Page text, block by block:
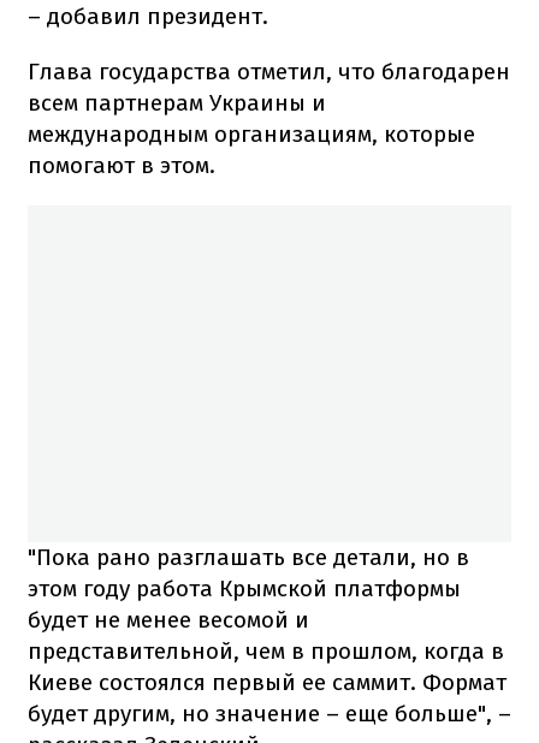
– добавил президент.
Глава государства отметил, что благодарен
всем партнерам Украины и
международным организациям, которые
помогают в этом.
"Пока рано разглашать все детали, но в
этом году работа Крымской платформы
будет не менее весомой и
представительной, чем в прошлом, когда в
Киеве состоялся первый ее саммит. Формат
будет другим, но значение – еще больше", –